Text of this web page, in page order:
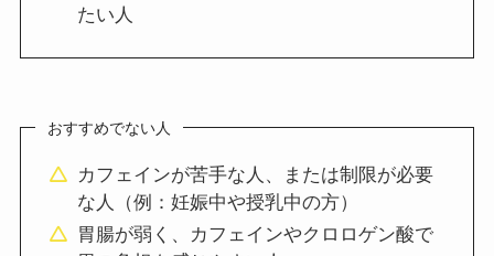
たい人
おすすめでない人
カフェインが苦手な人、または制限が必要
な人（例：妊娠中や授乳中の方）
胃腸が弱く、カフェインやクロロゲン酸で